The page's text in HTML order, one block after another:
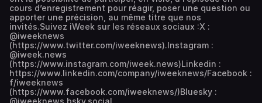
cours d’enregistrement pour réagir, poser une question ou
apporter une précision, au même titre que nos
invités.Suivez iWeek sur les réseaux sociaux :X :
@iweeknews
(https://www.twitter.com/iweeknews).Instagram :
@iweek.news
(https://www.instagram.com/iweek.news)Linkedin :
https://www.linkedin.com/company/iweeknews/Facebook :
f/iweeknews
(https://www.facebook.com/iweeknews/)Bluesky :
@iweeknews.bsky.social